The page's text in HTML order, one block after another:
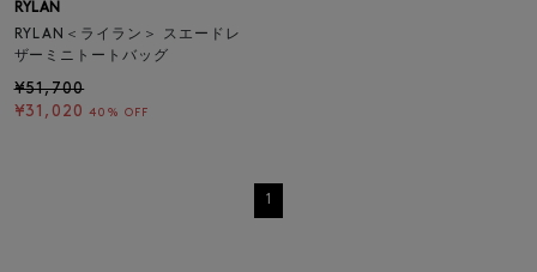
RYLAN
RYLAN＜ライラン＞ スエードレ
ザーミニトートバッグ
¥51,700
¥31,020 40% OFF
1